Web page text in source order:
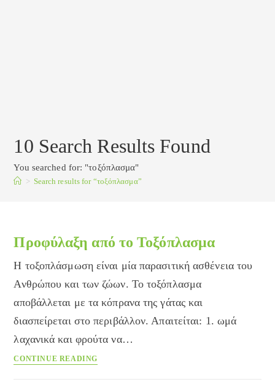
10 Search Results Found
You searched for: "τοξόπλασμα"
> Search results for“τοξόπλασμα”
Προφύλαξη από το Τοξόπλασμα
Η τοξοπλάσμωση είναι μία παρασιτική ασθένεια του
Ανθρώπου και των ζώων. Το τοξόπλασμα
αποβάλλεται με τα κόπρανα της γάτας και
διασπείρεται στο περιβάλλον. Απαιτείται: 1. ωμά
λαχανικά και φρούτα να…
CONTINUE READING